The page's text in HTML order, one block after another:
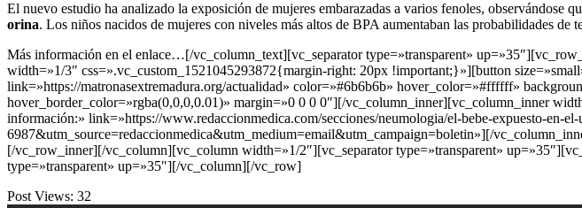
El nuevo estudio ha analizado la exposición de mujeres embarazadas a varios fenoles, observándose
orina. Los niños nacidos de mujeres con niveles más altos de BPA aumentaban las probabilidades de
Más información en el enlace…[/vc_column_text][vc_separator type=»transparent»
width=»1/3″ css=».vc_custom_1521045293872{margin-right: 20px !important;}»][button
link=»https://matronasextremadura.org/actualidad» color=»#6b6b6b» hover_color=»#ffffff»
hover_border_color=»rgba(0,0,0,0.01)» margin=»0 0 0 0″][/vc_column_inner][vc_column_inner
información:» link=»https://www.redaccionmedica.com/secciones/neumologia/el-bebe-expuesto-en-
6987&utm_source=redaccionmedica&utm_medium=email&utm_campaign=boletin»][/
[/vc_row_inner][/vc_column][vc_column width=»1/2″][vc_separator type=»transparent»
type=»transparent» up=»35″][/vc_column][/vc_row]
Post Views: 32